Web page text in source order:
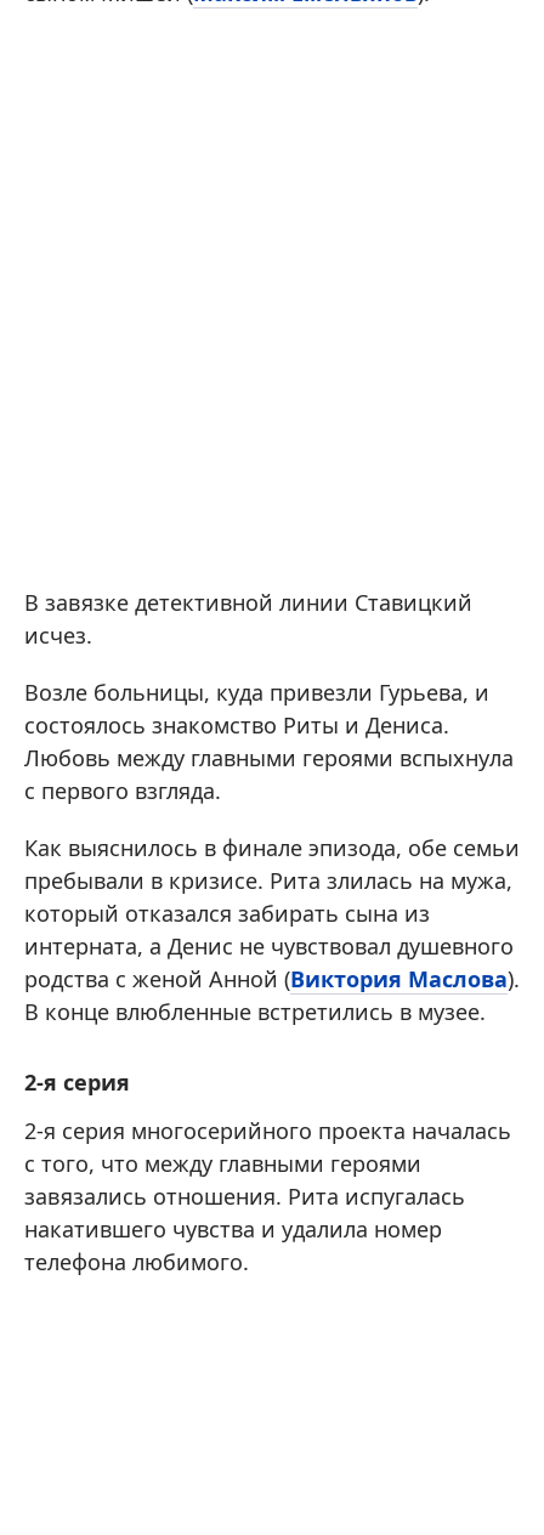
В завязке детективной линии Ставицкий
исчез.
Возле больницы, куда привезли Гурьева, и
состоялось знакомство Риты и Дениса.
Любовь между главными героями вспыхнула
с первого взгляда.
Как выяснилось в финале эпизода, обе семьи
пребывали в кризисе. Рита злилась на мужа,
который отказался забирать сына из
интерната, а Денис не чувствовал душевного
родства с женой Анной (Виктория Маслова).
В конце влюбленные встретились в музее.
2-я серия
2-я серия многосерийного проекта началась
с того, что между главными героями
завязались отношения. Рита испугалась
накатившего чувства и удалила номер
телефона любимого.